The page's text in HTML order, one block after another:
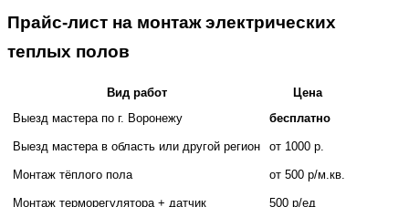
Прайс-лист на монтаж электрических
теплых полов
Вид работ
Цена
Выезд мастера по г. Воронежу
бесплатно
Выезд мастера в область или другой регион от 1000 р.
Монтаж тёплого пола от 500 р/м.кв.
Монтаж терморегулятора + датчик 500 р/ед